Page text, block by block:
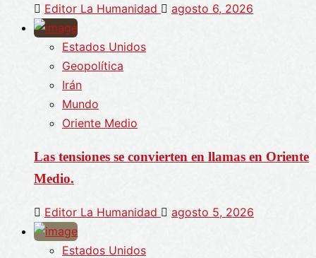
Editor La Humanidad agosto 6, 2026
Estados Unidos
Geopolítica
Irán
Mundo
Oriente Medio
Las tensiones se convierten en llamas en Oriente
Medio.
Editor La Humanidad agosto 5, 2026
Estados Unidos